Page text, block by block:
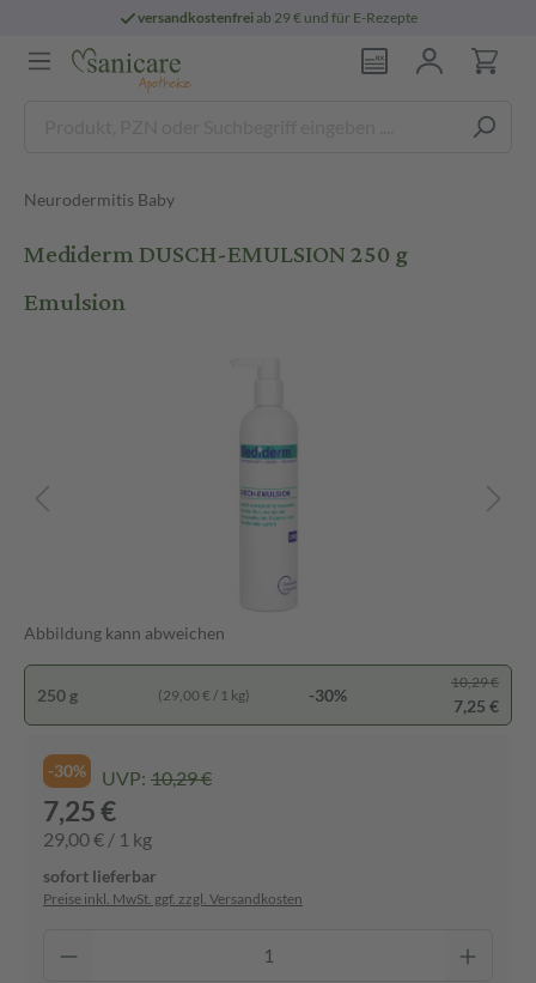
versandkostenfreiab 29 € und für E-Rezepte
Neurodermitis Baby
Mediderm DUSCH-EMULSION 250 g
Emulsion
Abbildung kann abweichen
250 g (29,00 € / 1 kg) -30%
10,29 €
7,25 €
-30% UVP: 10,29 €
7,25 €
29,00 € / 1 kg
sofort lieferbar
Preise inkl. MwSt. ggf. zzgl. Versandkosten